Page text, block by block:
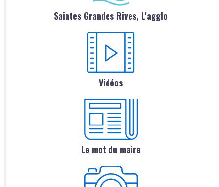
Saintes Grandes Rives, L'agglo
Vidéos
Le mot du maire